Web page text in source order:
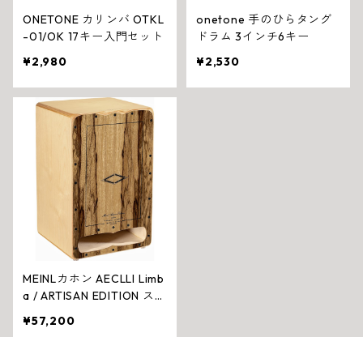
ONETONE カリンバ OTKL
-01/OK 17キー入門セット
¥2,980
onetone 手のひらタング
ドラム 3インチ6キー
¥2,530
MEINLカホン AECLLI Limb
a / ARTISAN EDITION スペ
¥57,200